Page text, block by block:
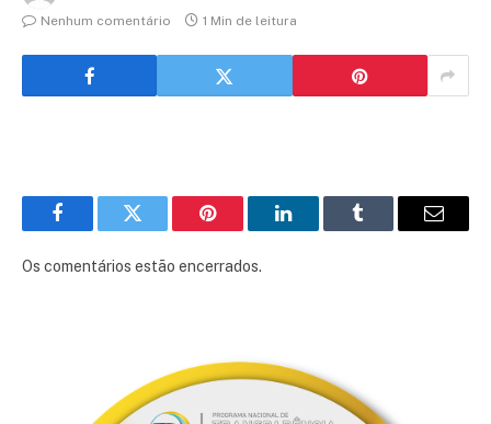
Nenhum comentário
1 Min de leitura
FacebookTwitter Pinterest LinkedInTumblr
E-
Os comentários estão encerrados.